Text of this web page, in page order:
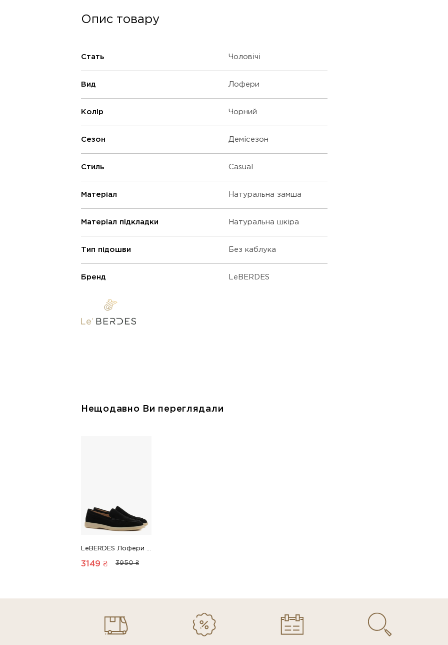
Опис товару
Стать Чоловічі
Вид Лофери
Колір Чорний
Сезон Демісезон
Стиль Casual
Матеріал Натуральна замша
Матеріал підкладки Натуральна шкіра
Тип підошви Без каблука
Бренд LeBERDES
Нещодавно Ви переглядали
3149 ₴ 3950 ₴